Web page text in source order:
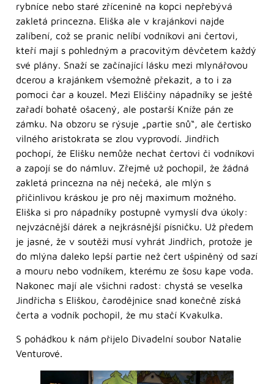
rybníce nebo staré zřícenině na kopci nepřebývá
zakletá princezna. Eliška ale v krajánkovi najde
zalíbení, což se pranic nelíbí vodníkovi ani čertovi,
kteří mají s pohledným a pracovitým děvčetem každý
své plány. Snaží se začínající lásku mezi mlynářovou
dcerou a krajánkem všemožně překazit, a to i za
pomoci čar a kouzel. Mezi Eliščiny nápadníky se ještě
zařadí bohatě ošacený, ale postarší Kníže pán ze
zámku. Na obzoru se rýsuje „partie snů“, ale čertisko
vilného aristokrata se zlou vyprovodí. Jindřich
pochopí, že Elišku nemůže nechat čertovi či vodníkovi
a zapojí se do námluv. Zřejmě už pochopil, že žádná
zakletá princezna na něj nečeká, ale mlýn s
přičinlivou kráskou je pro něj maximum možného.
Eliška si pro nápadníky postupně vymyslí dva úkoly:
nejvzácnější dárek a nejkrásnější písničku. Už předem
je jasné, že v soutěži musí vyhrát Jindřich, protože je
do mlýna daleko lepší partie než čert ušpiněný od sazí
a mouru nebo vodníkem, kterému ze šosu kape voda.
Nakonec mají ale všichni radost: chystá se veselka
Jindřicha s Eliškou, čarodějnice snad konečně získá
čerta a vodník pochopil, že mu stačí Kvakulka.
S pohádkou k nám přijelo Divadelní soubor Natalie
Venturové.